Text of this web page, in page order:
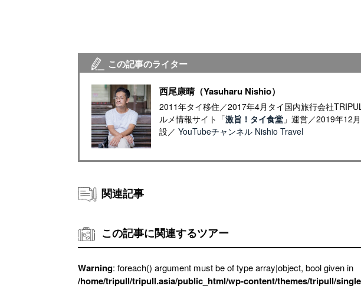
この記事のライター
西尾康晴（Yasuharu Nishio）
2011年タイ移住／2017年4月タイ国内旅行会社
ルメ情報サイト「激旨！タイ食堂」運営／2019年12
設／ YouTubeチャンネル Nishio Travel
関連記事
この記事に関連するツアー
Warning: foreach() argument must be of type array|object, bool given in
/home/tripull/tripull.asia/public_html/wp-content/themes/tripull/